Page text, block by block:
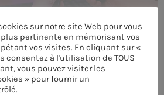
sur notre site Web pour vous
pertinente en mémorisant vos
vos visites. En cliquant sur «
consentez à l'utilisation de TOUS
vous pouvez visiter les
» pour fournir un